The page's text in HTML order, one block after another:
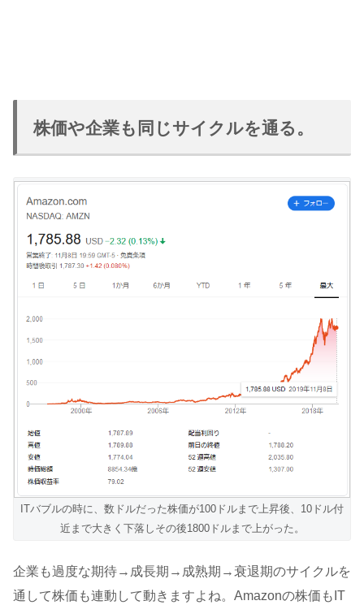
株価や企業も同じサイクルを通る。
ITバブルの時に、数ドルだった株価が100ドルまで上昇後、10ドル付
近まで大きく下落しその後1800ドルまで上がった。
企業も過度な期待→成長期→成熟期→衰退期のサイクルを
通して株価も連動して動きますよね。Amazonの株価もIT